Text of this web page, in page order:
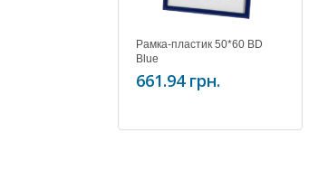
Рамка-пластик 50*60 BD
Blue
661.94 грн.